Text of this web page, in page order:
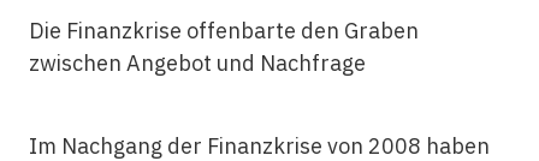
Die Finanzkrise offenbarte den Graben
zwischen Angebot und Nachfrage
Im Nachgang der Finanzkrise von 2008 haben